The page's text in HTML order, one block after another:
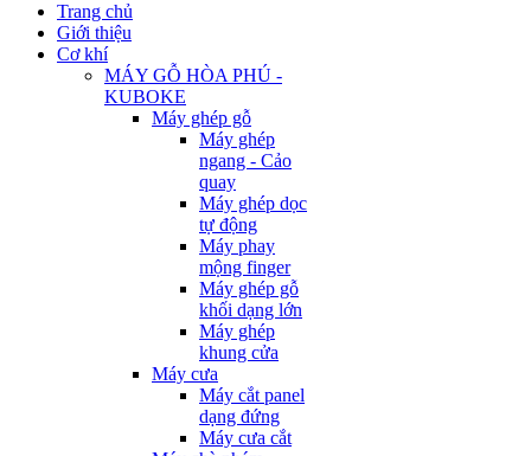
Trang chủ
Giới thiệu
Cơ khí
MÁY GỖ HÒA PHÚ -
KUBOKE
Máy ghép gỗ
Máy ghép
ngang - Cảo
quay
Máy ghép dọc
tự động
Máy phay
mộng finger
Máy ghép gỗ
khối dạng lớn
Máy ghép
khung cửa
Máy cưa
Máy cắt panel
dạng đứng
Máy cưa cắt